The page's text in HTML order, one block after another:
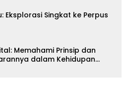
Eksplorasi Singkat ke Perpus
Memahami Prinsip dan
dalam Kehidupan